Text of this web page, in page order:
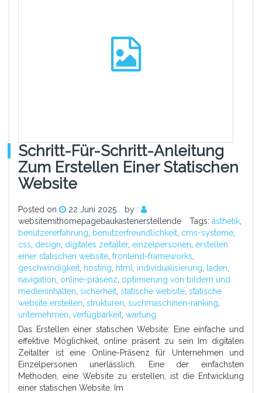
Schritt-Für-Schritt-Anleitung
Zum Erstellen Einer Statischen
Website
Posted on 22 Juni 2025
by :
websitemithomepagebaukastenerstellende
Tags: ästhetik,
benutzererfahrung, benutzerfreundlichkeit, cms-systeme,
css, design, digitales zeitalter, einzelpersonen, erstellen
einer statischen website, frontend-frameworks,
geschwindigkeit, hosting, html, individualisierung, laden,
navigation, online-präsenz, optimierung von bildern und
medieninhalten, sicherheit, statische website, statische
website erstellen, strukturen, suchmaschinen-ranking,
unternehmen, verfügbarkeit, wartung
Das Erstellen einer statischen Website: Eine einfache und
effektive Möglichkeit, online präsent zu sein Im digitalen
Zeitalter ist eine Online-Präsenz für Unternehmen und
Einzelpersonen unerlässlich. Eine der einfachsten
Methoden, eine Website zu erstellen, ist die Entwicklung
einer statischen Website. Im